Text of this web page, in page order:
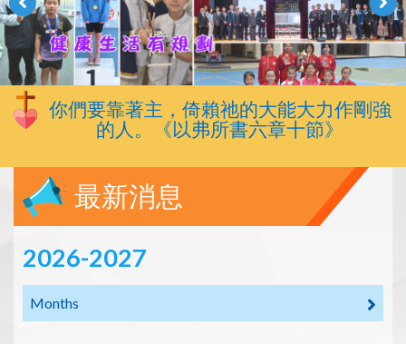
你們要靠著主，倚賴祂的大能大力作剛強
的人。《以弗所書六章十節》
最新消息
2026-2027
Months